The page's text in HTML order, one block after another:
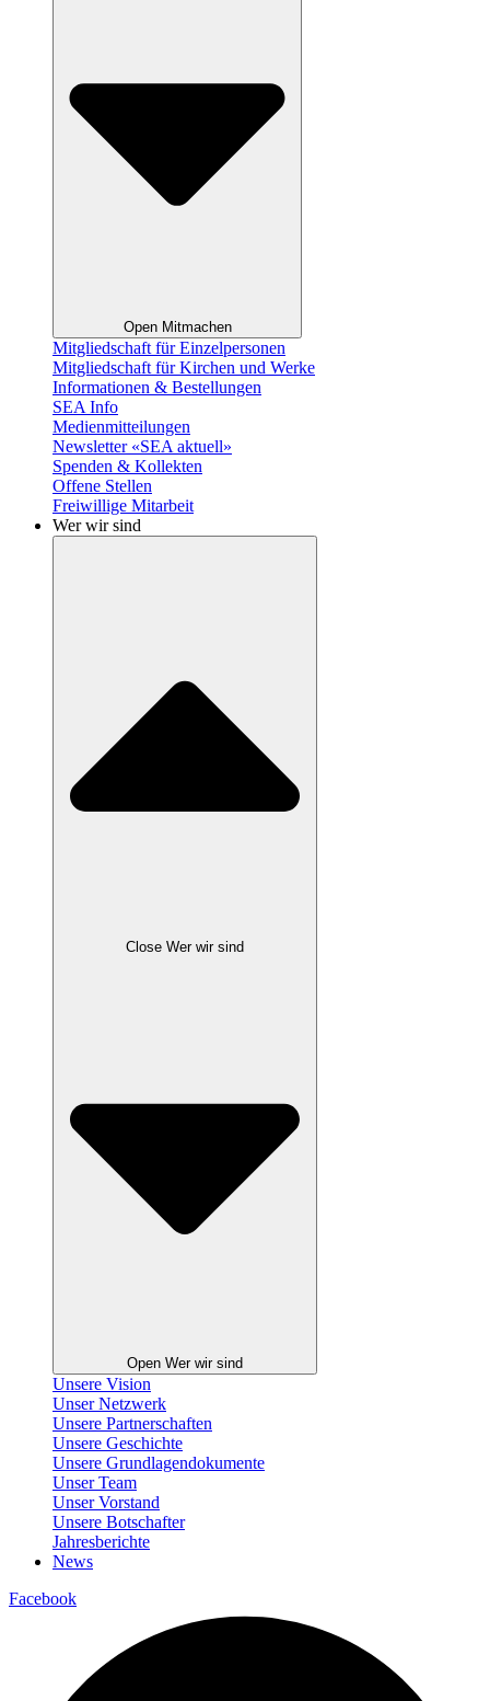
Open Mitmachen
Mitgliedschaft für Einzelpersonen
Mitgliedschaft für Kirchen und Werke
Informationen & Bestellungen
SEA Info
Medienmitteilungen
Newsletter «SEA aktuell»
Spenden & Kollekten
Offene Stellen
Freiwillige Mitarbeit
Wer wir sind
Close Wer wir sind
Open Wer wir sind
Unsere Vision
Unser Netzwerk
Unsere Partnerschaften
Unsere Geschichte
Unsere Grundlagendokumente
Unser Team
Unser Vorstand
Unsere Botschafter
Jahresberichte
News
Facebook